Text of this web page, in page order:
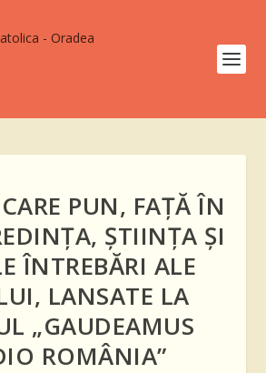
PUN, FAȚĂ ÎN
ȘTIINȚA ȘI
ÎNTREBĂRI ALE
LANSATE LA
„GAUDEAMUS
ROMÂNIA”